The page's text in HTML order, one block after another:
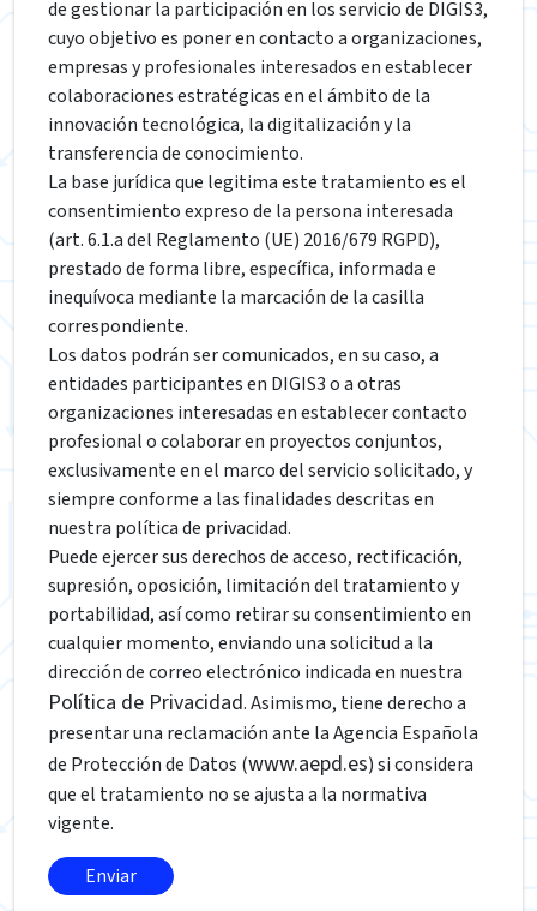
de gestionar la participación en los servicio de DIGIS3,
cuyo objetivo es poner en contacto a organizaciones,
empresas y profesionales interesados en establecer
colaboraciones estratégicas en el ámbito de la
innovación tecnológica, la digitalización y la
transferencia de conocimiento.
La base jurídica que legitima este tratamiento es el
consentimiento expreso de la persona interesada
(art. 6.1.a del Reglamento (UE) 2016/679 RGPD),
prestado de forma libre, específica, informada e
inequívoca mediante la marcación de la casilla
correspondiente.
Los datos podrán ser comunicados, en su caso, a
entidades participantes en DIGIS3 o a otras
organizaciones interesadas en establecer contacto
profesional o colaborar en proyectos conjuntos,
exclusivamente en el marco del servicio solicitado, y
siempre conforme a las finalidades descritas en
nuestra política de privacidad.
Puede ejercer sus derechos de acceso, rectificación,
supresión, oposición, limitación del tratamiento y
portabilidad, así como retirar su consentimiento en
cualquier momento, enviando una solicitud a la
dirección de correo electrónico indicada en nuestra
Política de Privacidad. Asimismo, tiene derecho a
presentar una reclamación ante la Agencia Española
de Protección de Datos (www.aepd.es) si considera
que el tratamiento no se ajusta a la normativa
vigente.